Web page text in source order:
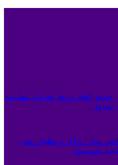
جمعه العام وسط تحديات تنظيمية
جمّدوا…
سيارات أجرة بتطوان على
نحو سبتة